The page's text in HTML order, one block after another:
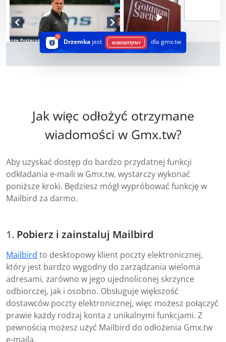
Drzemkajest NIEDOSTĘPNY dla gmx.tw
Jak więc odłożyć otrzymane
wiadomości w Gmx.tw?
Aby uzyskać dostęp do bardzo przydatnej funkcji
odkładania e-maili w Gmx.tw, wystarczy wykonać
poniższe kroki. Będziesz mógł wypróbować funkcję w
Mailbird za darmo.
Pobierz i zainstaluj Mailbird
Mailbird to desktopowy klient poczty elektronicznej,
który jest bardzo wygodny do zarządzania wieloma
adresami, zarówno w jego ujednoliconej skrzynce
odbiorczej, jak i osobno. Obsługuje większość
dostawców poczty elektronicznej, więc możesz połączyć
prawie każdy rodzaj konta z unikalnymi funkcjami. Z
pewnością możesz użyć Mailbird do odłożenia Gmx.tw
e-maila.